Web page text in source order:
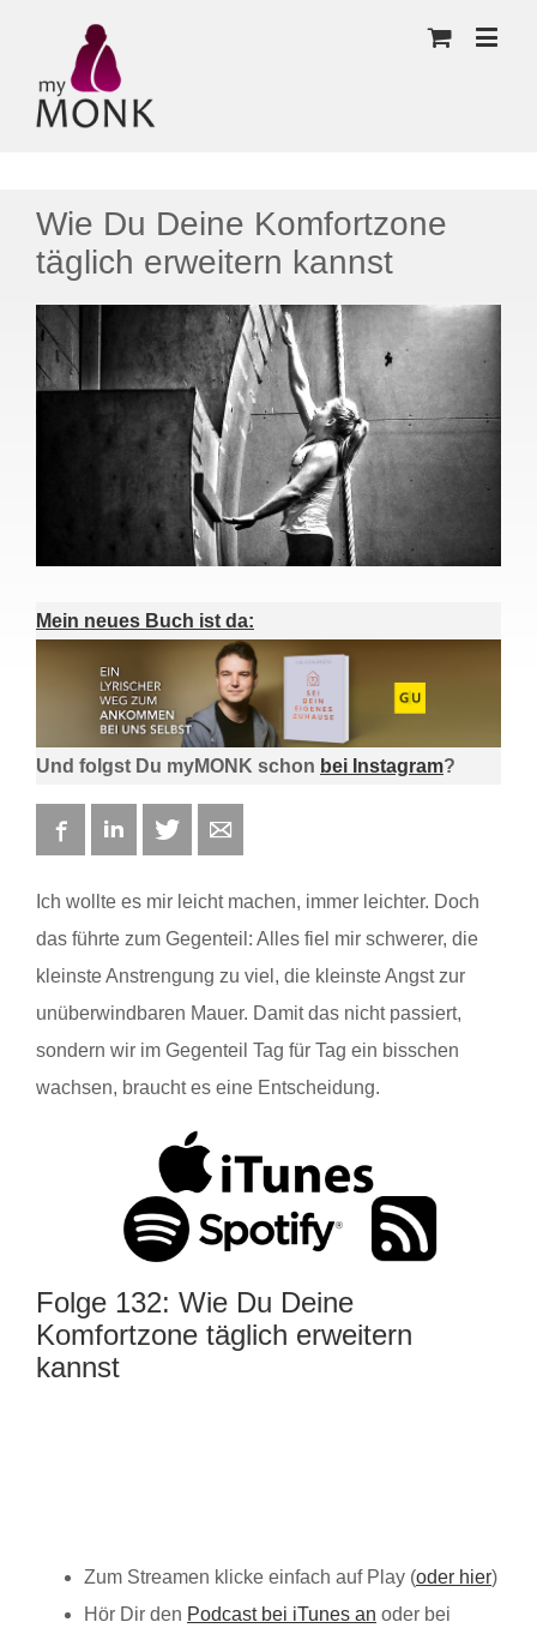
Wie Du Deine Komfortzone
täglich erweitern kannst
Mein neues Buch ist da:
Und folgst Du myMONK schon bei Instagram?
FacebookLinkedIn Twitter
Ich wollte es mir leicht machen, immer leichter. Doch
das führte zum Gegenteil: Alles fiel mir schwerer, die
kleinste Anstrengung zu viel, die kleinste Angst zur
unüberwindbaren Mauer. Damit das nicht passiert,
sondern wir im Gegenteil Tag für Tag ein bisschen
wachsen, braucht es eine Entscheidung.
Folge 132: Wie Du Deine
Komfortzone täglich erweitern
kannst
Zum Streamen klicke einfach auf Play (oder hier)
Hör Dir den Podcast bei iTunes an oder bei